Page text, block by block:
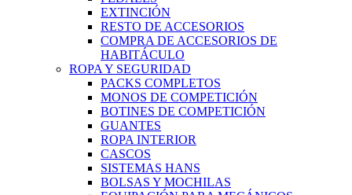
EXTINCIÓN
RESTO DE ACCESORIOS
COMPRA DE ACCESORIOS DE
HABITÁCULO
ROPA Y SEGURIDAD
PACKS COMPLETOS
MONOS DE COMPETICIÓN
BOTINES DE COMPETICIÓN
GUANTES
ROPA INTERIOR
CASCOS
SISTEMAS HANS
BOLSAS Y MOCHILAS